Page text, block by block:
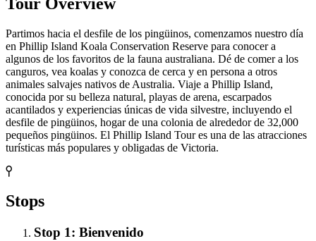
Partimos hacia el desfile de los pingüinos, comenzamos nuestro día
en Phillip Island Koala Conservation Reserve para conocer a
algunos de los favoritos de la fauna australiana. Dé de comer a los
canguros, vea koalas y conozca de cerca y en persona a otros
animales salvajes nativos de Australia. Viaje a Phillip Island,
conocida por su belleza natural, playas de arena, escarpados
acantilados y experiencias únicas de vida silvestre, incluyendo el
desfile de pingüinos, hogar de una colonia de alrededor de 32,000
pequeños pingüinos. El Phillip Island Tour es una de las atracciones
turísticas más populares y obligadas de Victoria.
Stops
Stop 1: Bienvenido